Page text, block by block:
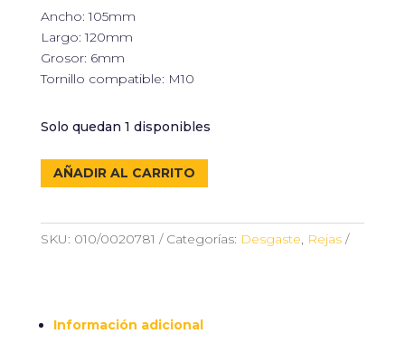
Ancho: 105mm
Largo: 120mm
Grosor: 6mm
Tornillo compatible: M10
Solo quedan 1 disponibles
REJA
L544
AÑADIR AL CARRITO
SKU: 010/0020781 Categorías: Desgaste, Rejas
Información adicional